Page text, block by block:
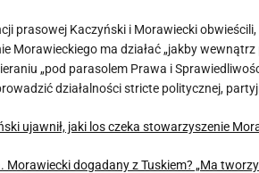
prasowej Kaczyński i Morawiecki
Morawieckiego ma działać „jakby
„pod parasolem Prawa i
działalności stricte politycznej,
ujawnił, jaki los czeka stowarzyszenie
Morawiecki dogadany z Tuskiem? „Ma